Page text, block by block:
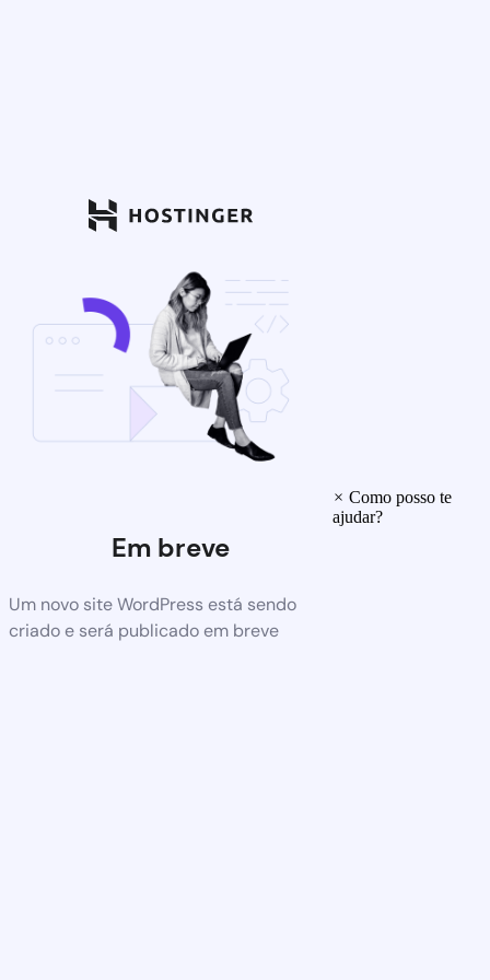
Em breve
Um novo site WordPress está sendo
criado e será publicado em breve
× Como posso te
ajudar?